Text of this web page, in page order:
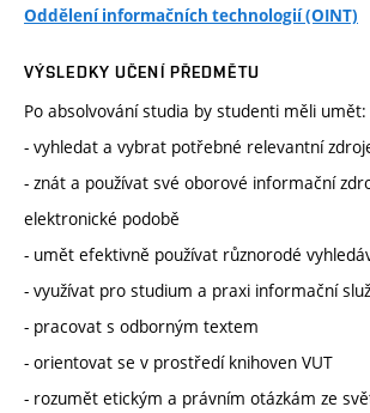
Oddělení informačních technologií (OINT)
VÝSLEDKY UČENÍ PŘEDMĚTU
Po absolvování studia by studenti měli umět:
- vyhledat a vybrat potřebné relevantní
- znát a používat své oborové informační
elektronické podobě
- umět efektivně používat různorodé
- využívat pro studium a praxi informační
- pracovat s odborným textem
- orientovat se v prostředí knihoven VUT
- rozumět etickým a právním otázkám ze